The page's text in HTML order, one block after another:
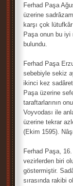
Ferhad Paşa
üzerine
karşı çok
Paşa onun bu
bulundu.
Ferhad Paşa
sebebiyle sekiz
ikinci kez
Paşa üzerine
taraftarlarının
Voyvodası ile
üzerine tekrar
(Ekim 1595).
Ferhad Paşa,
vezirlerden biri
göstermiştir.
sırasında rakibi